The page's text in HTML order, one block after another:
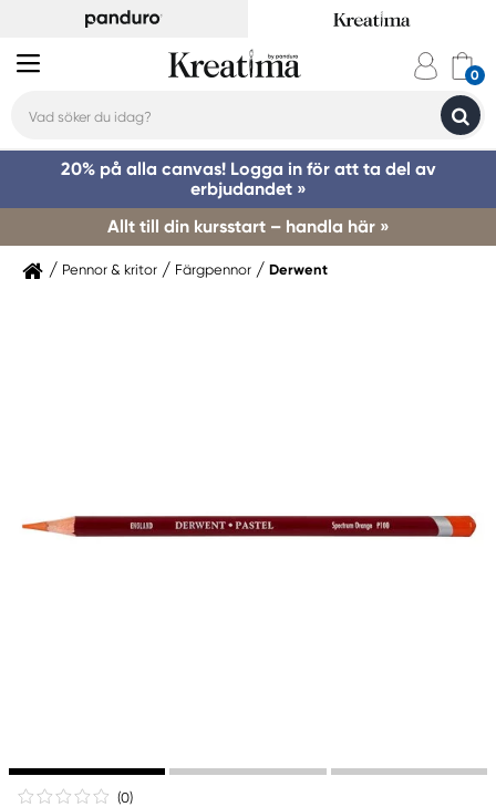
20% på alla canvas! Logga in för att ta del av
erbjudandet »
Allt till din kursstart – handla här »
Pennor & kritor Färgpennor Derwent
(0)